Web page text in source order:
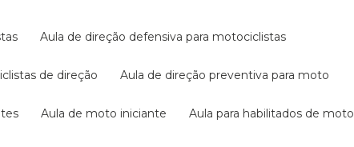
aula de direção defensiva para motociclistas
de direção aula de direção preventiva para moto
aula de moto iniciante aula para habilitados de moto